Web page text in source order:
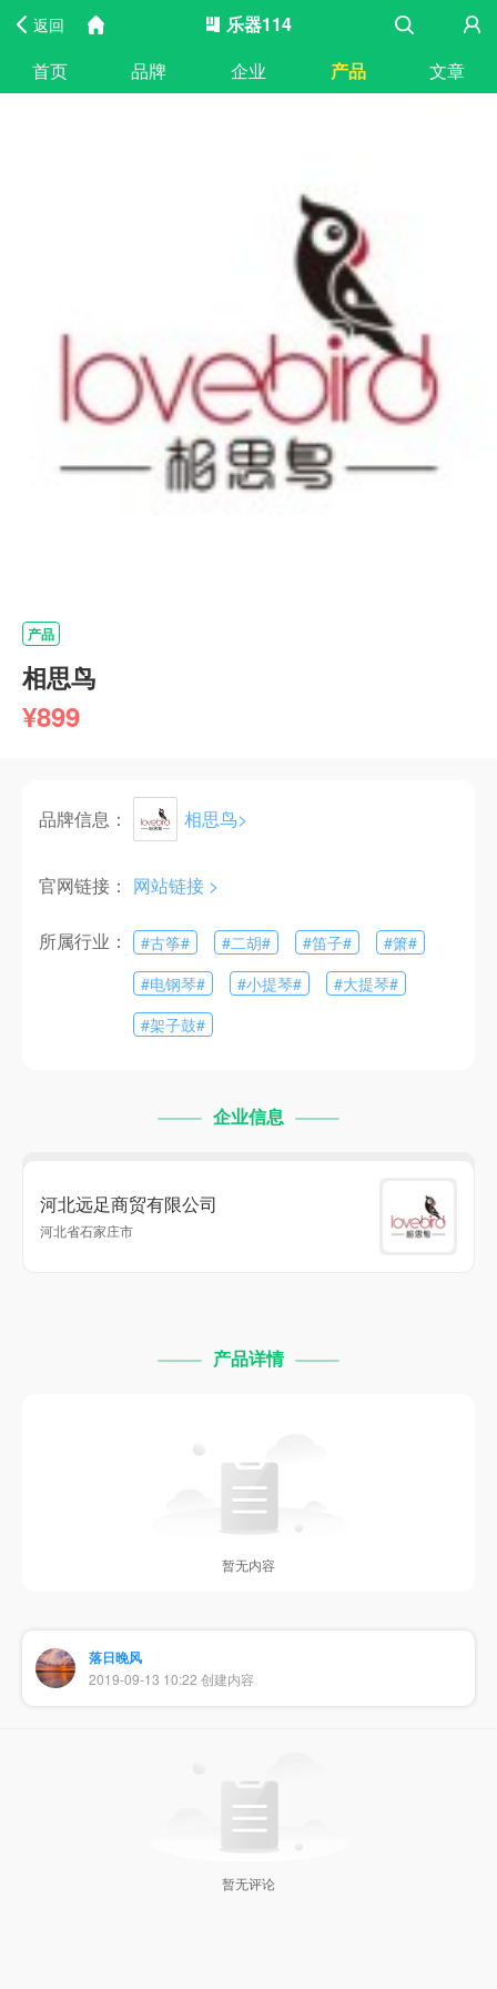
返回
乐器114
首页
品牌 企业 产品 文章
产品
相思鸟
¥899
品牌信息： 相思鸟>
官网链接： 网站链接 >
所属行业： #古筝# #二胡# #笛子# #箫#
#电钢琴# #小提琴# #大提琴#
#架子鼓#
企业信息
河北远足商贸有限公司
河北省石家庄市
产品详情
暂无内容
落日晚风
2019-09-13 10:22 创建内容
暂无评论